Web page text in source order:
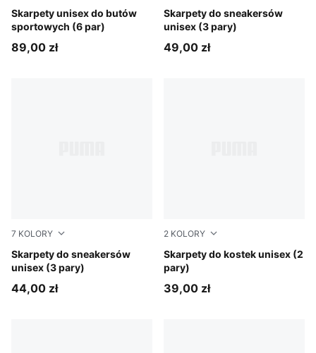
Skarpety unisex do butów
sportowych (6 par)
white
89,00 zł
Skarpety do sneakersów
unisex (3 pary)
navy/grey/nightshadow blue
49,00 zł
7 KOLORY
Skarpety do sneakersów
unisex (3 pary)
grey/white/black
44,00 zł
2 KOLORY
Skarpety do kostek unisex (2
pary)
black
39,00 zł